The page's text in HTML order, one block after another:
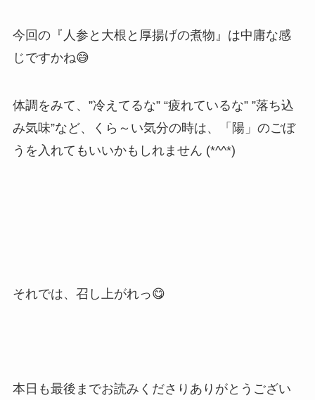
今回の『人参と大根と厚揚げの煮物』は中庸な感
じですかね😅
体調をみて、”冷えてるな” “疲れているな” ”落ち込
み気味”など、くら～い気分の時は、「陽」のごぼ
うを入れてもいいかもしれません (*^^*)
それでは、召し上がれっ😋
本日も最後までお読みくださりありがとうござい